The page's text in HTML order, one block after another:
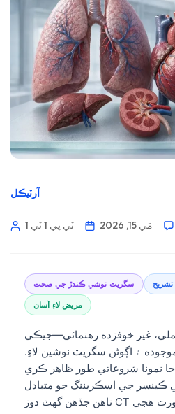
آرٽيڪل
1 ٽي پي 1 ٽي مَي 15, 2026
سگريٽ نوشي ڪندڙ جي صحت
مريض لاءِ آسان
غير خوفزده رهنمائي—جيڪي
۽ اڳوڻن سگريٽ نوشين لاءِ.
نمونا شروعاتي طور ظاهر ڪري
ڪينسر جي اسڪريننگ جو متبادل